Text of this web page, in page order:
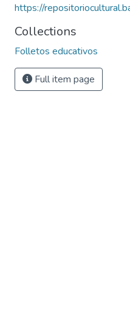
https://
Collections
Folletos educativos
Full item page